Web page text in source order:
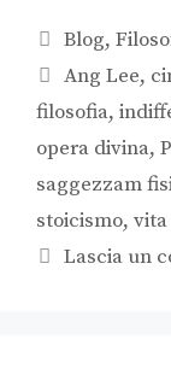
Blog,
Ang Lee,
filosofia,
opera divina,
saggezzam
stoicismo,
Lascia un